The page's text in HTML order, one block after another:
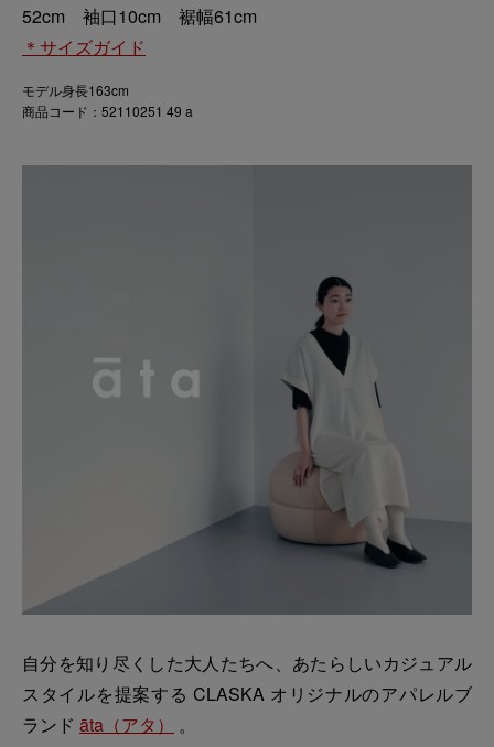
52cm 袖口10cm 裾幅61cm
＊サイズガイド
モデル身長163cm
商品コード：52110251 49 a
自分を知り尽くした大人たちへ、あたらしいカジュアル
スタイルを提案する CLASKA オリジナルのアパレルブ
ランド āta（アタ） 。